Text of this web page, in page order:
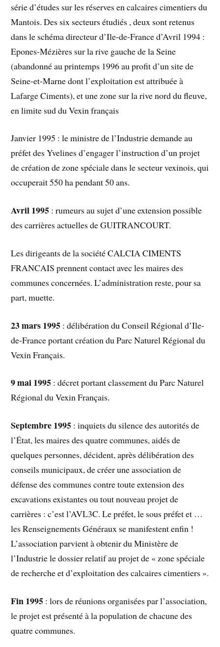
série d’études sur les réserves en calcaires cimentiers du
Mantois. Des six secteurs étudiés , deux sont retenus
dans le schéma directeur d’Ile-de-France d’Avril 1994 :
Epones-Mézières sur la rive gauche de la Seine
(abandonné au printemps 1996 au profit d’un site de
Seine-et-Marne dont l’exploitation est attribuée à
Lafarge Ciments), et une zone sur la rive nord du fleuve,
en limite sud du Vexin français
Janvier 1995 : le ministre de l’Industrie demande au
préfet des Yvelines d’engager l’instruction d’un projet
de création de zone spéciale dans le secteur vexinois, qui
occuperait 550 ha pendant 50 ans.
Avril 1995 : rumeurs au sujet d’une extension possible
des carrières actuelles de GUITRANCOURT.
Les dirigeants de la société CALCIA CIMENTS
FRANCAIS prennent contact avec les maires des
communes concernées. L’administration reste, pour sa
part, muette.
23 mars 1995 : délibération du Conseil Régional d’Ile-
de-France portant création du Parc Naturel Régional du
Vexin Français.
9 mai 1995 : décret portant classement du Parc Naturel
Régional du Vexin Français.
Septembre 1995 : inquiets du silence des autorités de
l’État, les maires des quatre communes, aidés de
quelques personnes, décident, après délibération des
conseils municipaux, de créer une association de
défense des communes contre toute extension des
excavations existantes ou tout nouveau projet de
carrières : c’est l’AVL3C. Le préfet, le sous préfet et …
les Renseignements Généraux se manifestent enfin !
L’association parvient à obtenir du Ministère de
l’Industrie le dossier relatif au projet de « zone spéciale
de recherche et d’exploitation des calcaires cimentiers ».
Fin 1995 : lors de réunions organisées par l’association,
le projet est présenté à la population de chacune des
quatre communes.